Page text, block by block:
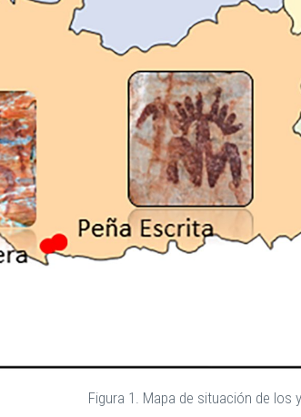
Figura 1. Mapa de situación de los